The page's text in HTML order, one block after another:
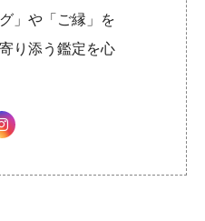
」や「ご縁」を
り添う鑑定を心